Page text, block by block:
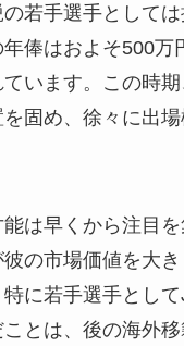
若手選手として
年俸はおよそ500万
います。この時
固め、徐々に出
は早くから注目
の市場価値を大
に若手選手とし
とは、後の海外